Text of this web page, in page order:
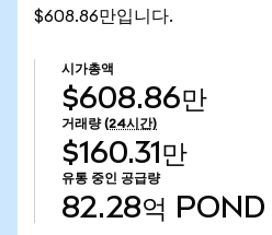
$608.86만입니다.
시가총액
$608.86만
거래량 (24시간)
$160.31만
유통 중인 공급량
82.28억 POND